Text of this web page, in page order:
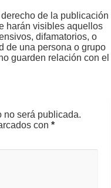
de la publicación
harán visibles aquellos
difamatorios, o
de una persona o grupo
guarden relación con el
no será publicada.
con*